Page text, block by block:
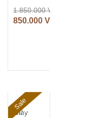
1.850.000VNĐ
850.000 VNĐ
S
al
e
6
1
%
Giày